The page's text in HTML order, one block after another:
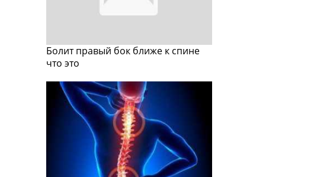
Болит правый бок ближе к спине
что это